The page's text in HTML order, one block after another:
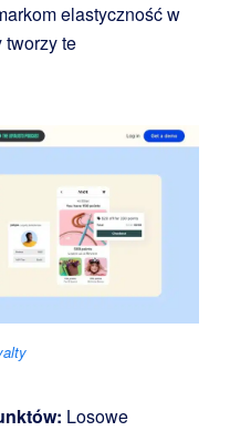
elastyczność w
tworzy te
Losowe